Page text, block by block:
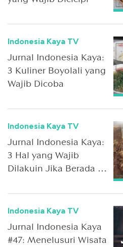
Indonesia Kaya TV
Jurnal Indonesia Kaya:
3 Kuliner Boyolali yang
Wajib Dicoba
Indonesia Kaya TV
Jurnal Indonesia Kaya:
3 Hal yang Wajib
Dilakuin Jika Berada di
Indonesia Kaya TV
Jurnal Indonesia Kaya
#47: Menelusuri Wisata